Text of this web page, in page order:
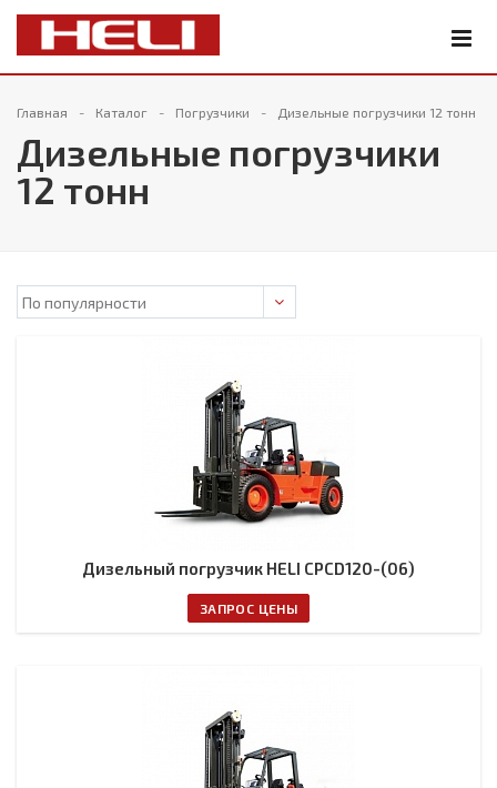
Главная Каталог Погрузчики Дизельные погрузчики 12 тонн
Дизельные погрузчики
12 тонн
Дизельный погрузчик HELI CPCD120-(06)
ЗАПРОС ЦЕНЫ